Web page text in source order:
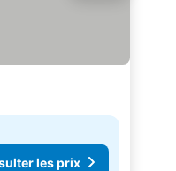
les prix